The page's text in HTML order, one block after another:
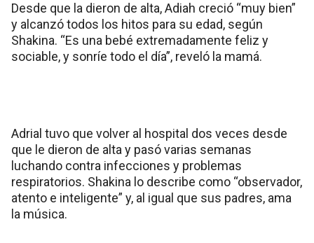
Desde que la dieron de alta, Adiah creció “muy bien”
y alcanzó todos los hitos para su edad, según
Shakina. “Es una bebé extremadamente feliz y
sociable, y sonríe todo el día”, reveló la mamá.
Adrial tuvo que volver al hospital dos veces desde
que le dieron de alta y pasó varias semanas
luchando contra infecciones y problemas
respiratorios. Shakina lo describe como “observador,
atento e inteligente” y, al igual que sus padres, ama
la música.